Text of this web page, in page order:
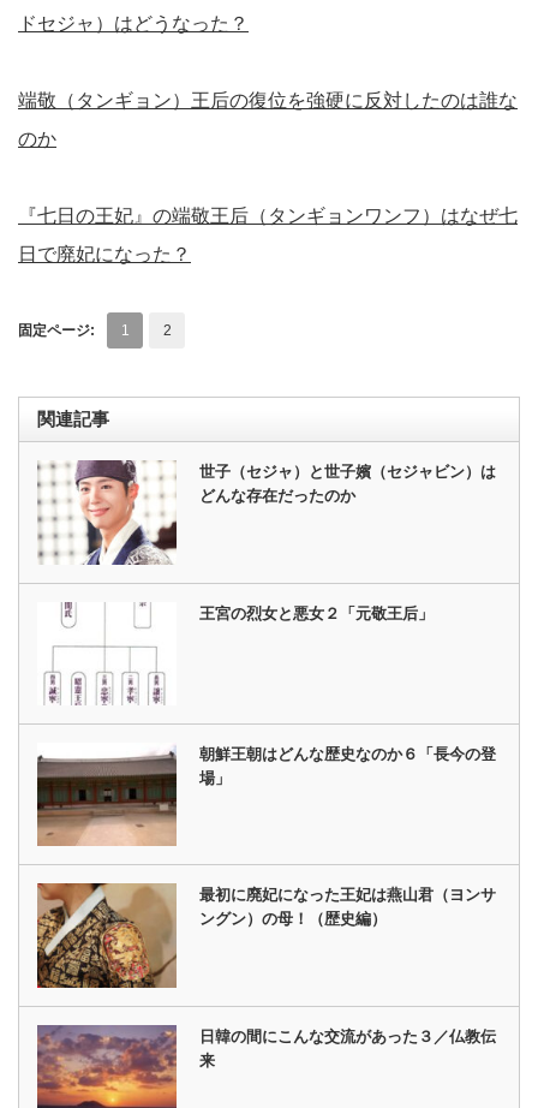
ドセジャ）はどうなった？
端敬（タンギョン）王后の復位を強硬に反対したのは誰な
のか
『七日の王妃』の端敬王后（タンギョンワンフ）はなぜ七
日で廃妃になった？
固定ページ: 1 2
関連記事
世子（セジャ）と世子嬪（セジャビン）は
どんな存在だったのか
王宮の烈女と悪女２「元敬王后」
朝鮮王朝はどんな歴史なのか６「長今の登
場」
最初に廃妃になった王妃は燕山君（ヨンサ
ングン）の母！（歴史編）
日韓の間にこんな交流があった３／仏教伝
来